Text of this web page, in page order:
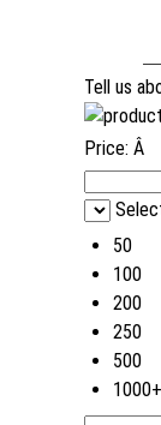
Tell us
Price: Â
50
100
200
250
500
1000+